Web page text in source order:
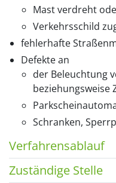
Mast verdreht
Verkehrsschild
fehlerhafte
Defekte an
der Beleuchtung
beziehungsweise
Schranken,
Verfahrensablauf
Zuständige Stelle